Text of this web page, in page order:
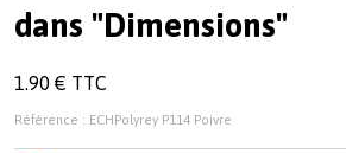
dans "Dimensions"
1.90 € TTC
Référence : ECHPolyrey P114 Poivre